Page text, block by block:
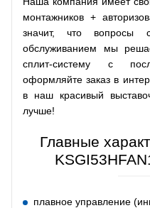
монтажников +
значит, что вопросы
обслуживанием мы
сплит-систему с
оформляйте заказ в
в наш красивый
лучше!
Главные
плавное управление